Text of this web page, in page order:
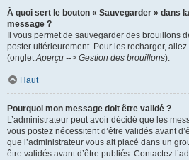
À quoi sert le bouton « Sauvegarder » dans
message ?
Il vous permet de sauvegarder des brouillons
poster ultérieurement. Pour les recharger,
(ongletAperçu --> Gestion des brouillons).
Haut
Pourquoi mon message doit être validé ?
L’administrateur peut avoir décidé que les
vous postez nécessitent d’être validés avant
que l’administrateur vous ait placé dans un
être validés avant d’être publiés. Contactez